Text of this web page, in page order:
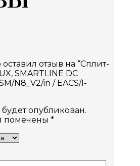
отзыв на “Сплит-
SMARTLINE DC
N8_V2/in / EACS/I-
опубликован.
помечены *